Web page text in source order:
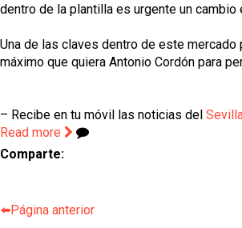
dentro de la plantilla es urgente un
Una de las claves dentro de este
máximo que quiera Antonio Cordón para
– Recibe en tu móvil las noticias del
Read more
Comparte:
⬅️Página anterior